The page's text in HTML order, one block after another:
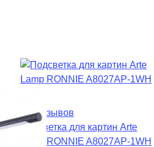
нет отзывов
Подсветка для картин Arte
Lamp RONNIE A8027AP-1WH